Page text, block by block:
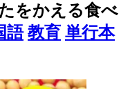
をかえる食べ
語 教育 単行本